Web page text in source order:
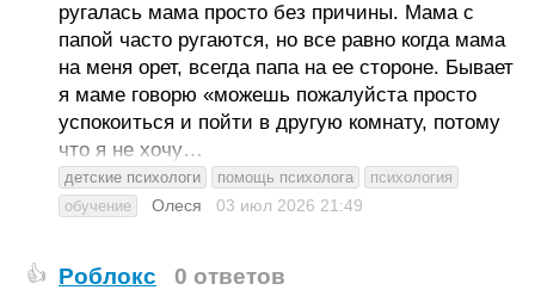
ругалась мама просто без причины. Мама с
папой часто ругаются, но все равно когда мама
на меня орет, всегда папа на ее стороне. Бывает
я маме говорю «можешь пожалуйста просто
успокоиться и пойти в другую комнату, потому
что я не хочу…
детские психологи помощь психолога
психология
обучение
Олеся 03 июл 2026 21:49
👍 Роблокс 0 ответов